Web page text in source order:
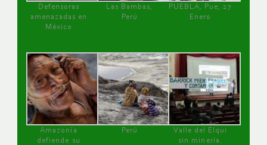
Defensoras
amenazadas en
México
Las Bambas,
Perú
PUEBLA, Pue, 27
Enero
Amazonía
defiende su
Perú
Valle del Elqui
sin minería.